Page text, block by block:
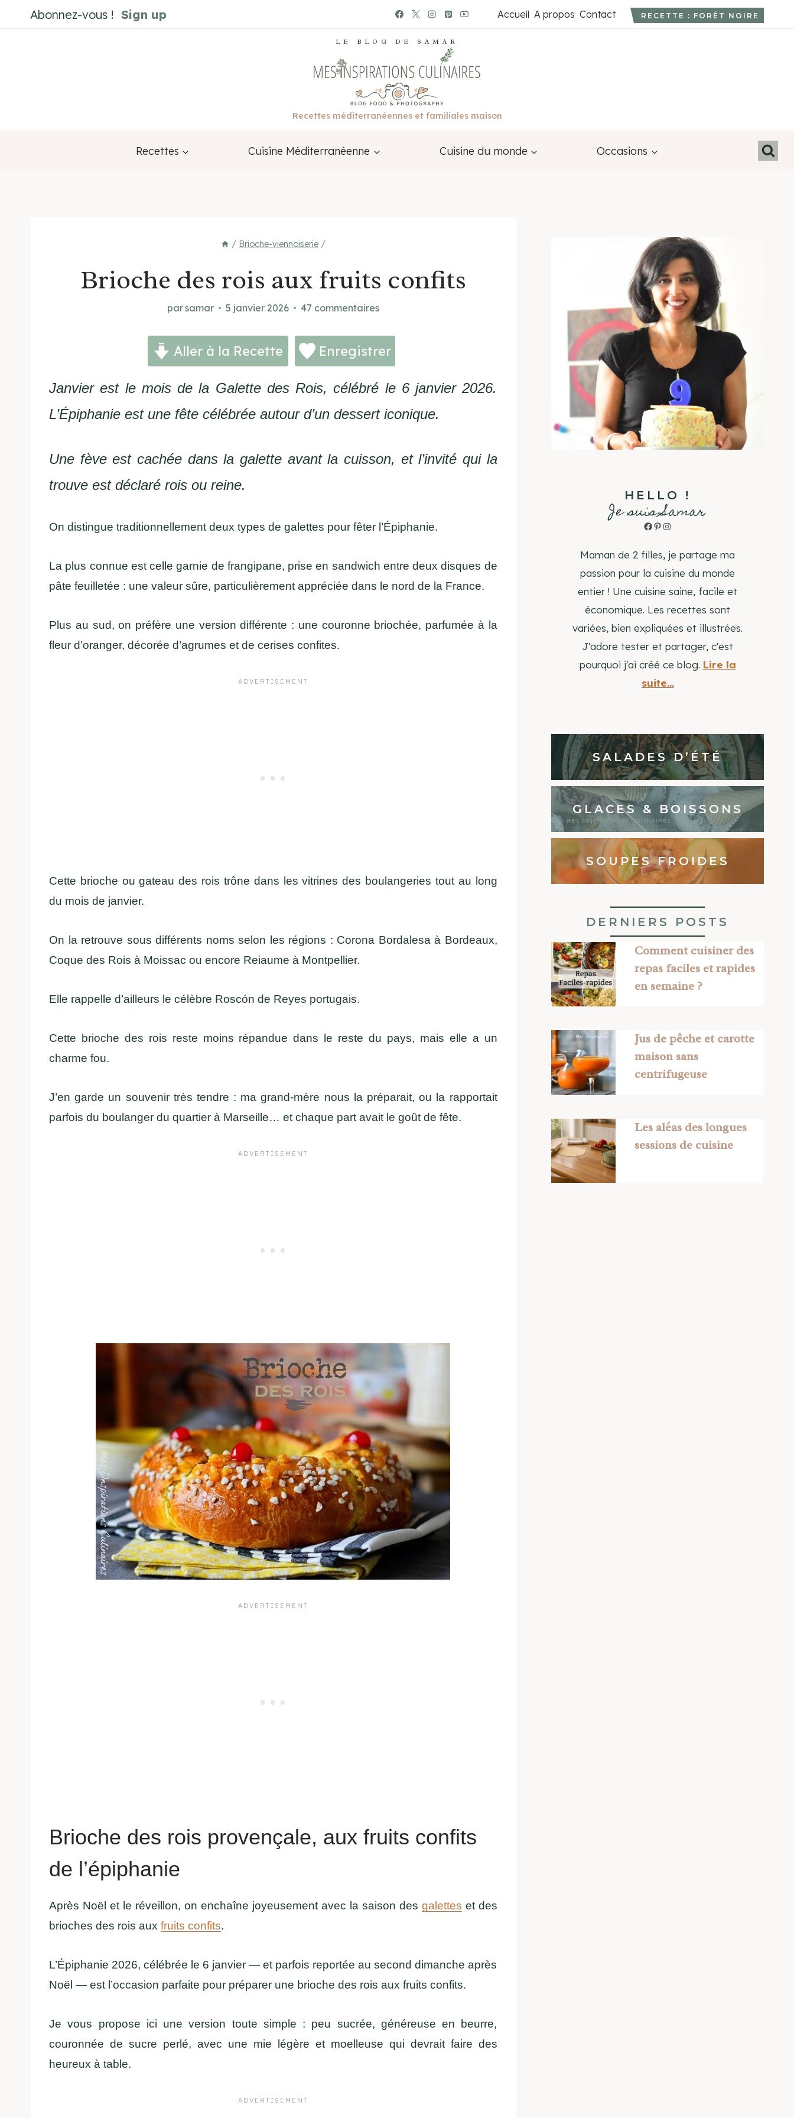
au
Abonnez-vous ! Sign up Accueil A propos Contact RECETTE : FORÊT NOIRE
LE BLOG DE SAMAR
Recettes méditerranéennes et familiales maison
Recettes Cuisine Méditerranéenne Cuisine du monde Occasions
/ Brioche-viennoiserie /
Brioche des rois aux fruits confits
parsamar 5 janvier 2026 47 commentaires
Aller à la Recette Enregistrer
Janvier est le mois de la Galette des Rois, célébré le 6 janvier 2026.
L’Épiphanie est une fête célébrée autour d’un dessert iconique.
Une fève est cachée dans la galette avant la cuisson, et l’invité qui la
trouve est déclaré rois ou reine.
On distingue traditionnellement deux types de galettes pour fêter l’Épiphanie.
La plus connue est celle garnie de frangipane, prise en sandwich entre deux disques de
pâte feuilletée : une valeur sûre, particulièrement appréciée dans le nord de la France.
Plus au sud, on préfère une version différente : une couronne briochée, parfumée à la
fleur d’oranger, décorée d’agrumes et de cerises confites.
Cette brioche ou gateau des rois trône dans les vitrines des boulangeries tout au long
du mois de janvier.
On la retrouve sous différents noms selon les régions : Corona Bordalesa à Bordeaux,
Coque des Rois à Moissac ou encore Reiaume à Montpellier.
Elle rappelle d’ailleurs le célèbre Roscón de Reyes portugais.
Cette brioche des rois reste moins répandue dans le reste du pays, mais elle a un
charme fou.
J’en garde un souvenir très tendre : ma grand-mère nous la préparait, ou la rapportait
parfois du boulanger du quartier à Marseille… et chaque part avait le goût de fête.
Brioche des rois provençale, aux fruits confits
de l’épiphanie
Après Noël et le réveillon, on enchaîne joyeusement avec la saison des galettes et des
brioches des rois aux fruits confits.
L’Épiphanie 2026, célébrée le 6 janvier — et parfois reportée au second dimanche après
Noël — est l’occasion parfaite pour préparer une brioche des rois aux fruits confits.
Je vous propose ici une version toute simple : peu sucrée, généreuse en beurre,
couronnée de sucre perlé, avec une mie légère et moelleuse qui devrait faire des
heureux à table.
HELLO !
Je suis Samar
Facebook
Pinterest
Instagram
Maman de 2 filles, je partage ma
passion pour la cuisine du monde
entier ! Une cuisine saine, facile et
économique. Les recettes sont
variées, bien expliquées et illustrées.
J'adore tester et partager, c'est
pourquoi j'ai créé ce blog. Lire la
suite...
SALADES D’ÉTÉ
GLACES & BOISSONS
SOUPES FROIDES
DERNIERS POSTS
Comment cuisiner des
repas faciles et rapides
en semaine ?
Jus de pêche et carotte
maison sans
centrifugeuse
Les aléas des longues
sessions de cuisine